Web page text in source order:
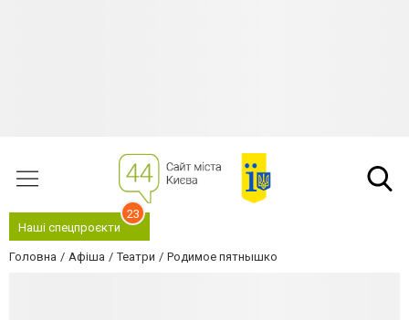
Наші спецпроєкти
23
Головна Афіша Театри Родимое пятнышко